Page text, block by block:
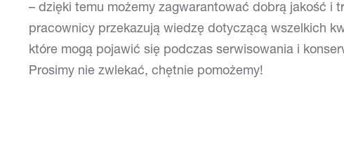
– dzięki temu możemy zagwarantować dobrą jakość i
pracownicy przekazują wiedzę dotyczącą wszelkich
które mogą pojawić się podczas serwisowania i
Prosimy nie zwlekać, chętnie pomożemy!